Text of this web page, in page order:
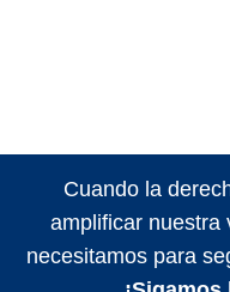
Cuando la
amplificar nuestra
necesitamos para